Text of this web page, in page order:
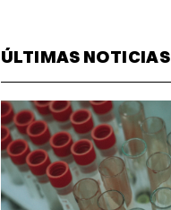
ÚLTIMAS NOTICIAS